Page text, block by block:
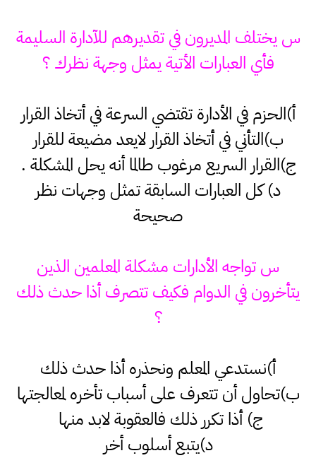
س يختلف المديرون في تقديرهم للآدارة السليمة
فأي العبارات الأتية يمثل وجهة نظرك ؟
أ)الحزم في الأدارة تقتضي السرعة في أتخاذ القرار
ب)التأني في أتخاذ القرار لايعد مضيعة للقرار
ج)القرار السريع مرغوب طالما أنه يحل المشكلة .
د) كل العبارات السابقة تمثل وجهات نظر
صحيحة
س تواجه الأدارات مشكلة المعلمين الذين
يتأخرون في الدوام فكيف تتصرف أذا حدث ذلك
؟
أ)نستدعي المعلم ونحذره أذا حدث ذلك
ب)تحاول أن تتعرف على أسباب تأخره لمعالجتها
ج) أذا تكرر ذلك فالعقوبة لابد منها
د)يتبع أسلوب أخر